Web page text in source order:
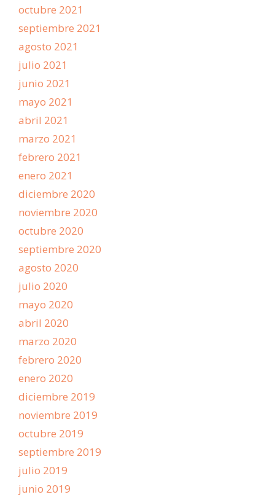
octubre 2021
septiembre 2021
agosto 2021
julio 2021
junio 2021
mayo 2021
abril 2021
marzo 2021
febrero 2021
enero 2021
diciembre 2020
noviembre 2020
octubre 2020
septiembre 2020
agosto 2020
julio 2020
mayo 2020
abril 2020
marzo 2020
febrero 2020
enero 2020
diciembre 2019
noviembre 2019
octubre 2019
septiembre 2019
julio 2019
junio 2019